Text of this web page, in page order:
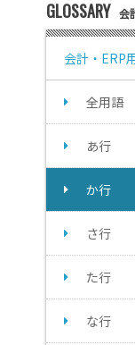
GLOSSARY 会
会計・ERP
全用語
あ行
か行
さ行
た行
な行